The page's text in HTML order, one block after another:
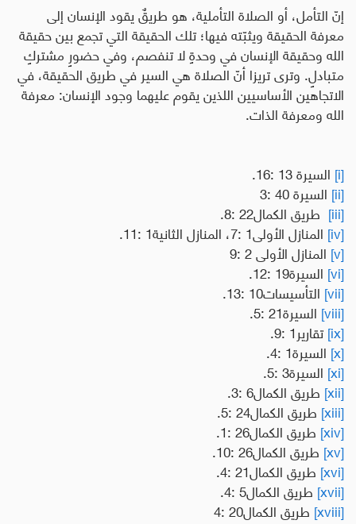
إنّ التأمل، أو الصلاة التأملية، هو طريقٌ يقود الإنسان إلى
معرفة الحقيقة ويثبّته فيها؛ تلك الحقيقة التي تجمع بين حقيقة
الله وحقيقة الإنسان في وحدةٍ لا تنفصم، وفي حضورٍ مشتركٍ
متبادلٍ. وترى تريزا أنّ الصلاة هي السير في طريق الحقيقة، في
الاتجاهين الأساسيين اللذين يقوم عليهما وجود الإنسان: معرفة
الله ومعرفة الذات.
[i] السيرة 13 :16.
[ii] السيرة 40 :3
[iii] طريق الكمال22 :8.
[iv] المنازل الأولى1 :7، المنازل الثانية1 :11.
[v] المنازل الأولى 2 :9
[vi] السيرة19 :12.
[vii] التأسيسات10 :13.
[viii] السيرة21 :5.
[ix] تقارير1 :9.
[x] السيرة1 :4.
[xi] السيرة3 :5.
[xii] طريق الكمال6 :3.
[xiii] طريق الكمال24 :5.
[xiv] طريق الكمال26 :1.
[xv] طريق الكمال26 :10.
[xvi] طريق الكمال21 :4.
[xvii] طريق الكمال5 :4 .
[xviii] طريق الكمال20 :4